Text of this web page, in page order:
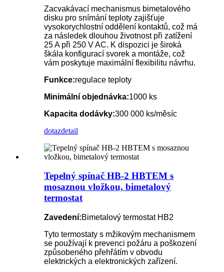
Zacvakávací mechanismus bimetalového
disku pro snímání teploty zajišťuje
vysokorychlostní oddělení kontaktů, což má
za následek dlouhou životnost při zatížení
25 A při 250 V AC. K dispozici je široká
škála konfigurací svorek a montáže, což
vám poskytuje maximální flexibilitu návrhu.
Funkce:regulace teploty
Minimální objednávka:1000 ks
Kapacita dodávky:300 000 ks/měsíc
dotazdetail
Tepelný spínač HB-2 HBTEM s
mosaznou vložkou, bimetalový
termostat
Zavedení:Bimetalový termostat HB2
Tyto termostaty s mžikovým mechanismem
se používají k prevenci požáru a poškození
způsobeného přehřátím v obvodu
elektrických a elektronických zařízení.